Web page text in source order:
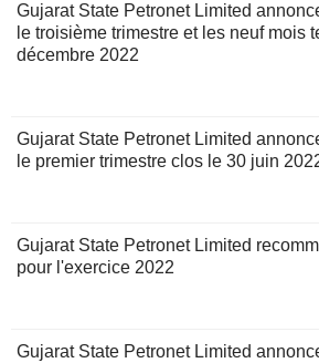
Gujarat State Petronet Limited
le troisième trimestre et les neuf mois
décembre 2022
Gujarat State Petronet Limited
le premier trimestre clos le 30 juin
Gujarat State Petronet Limited
pour l'exercice 2022
Gujarat State Petronet Limited